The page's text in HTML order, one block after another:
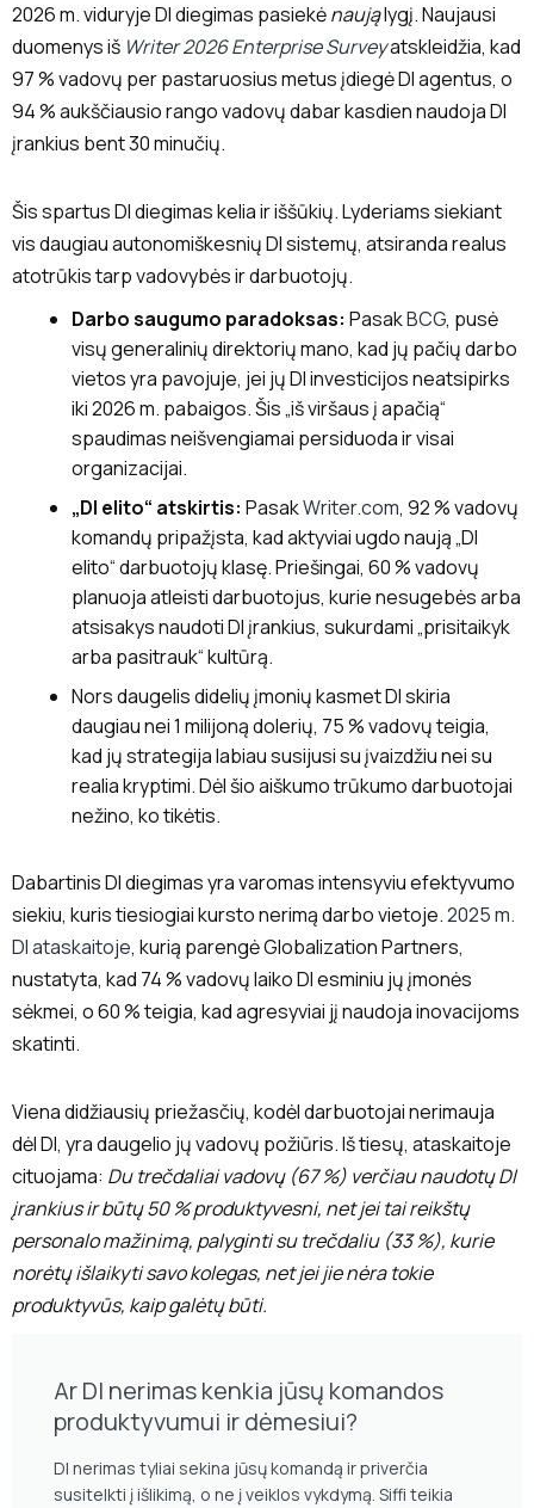
2026 m. viduryje DI diegimas pasiekėnaująlygį. Naujausi
duomenys iš Writer 2026 Enterprise Surveyatskleidžia, kad
97 % vadovų per pastaruosius metus įdiegė DI agentus, o
94 % aukščiausio rango vadovų dabar kasdien naudoja DI
įrankius bent 30 minučių.
Šis spartus DI diegimas kelia ir iššūkių. Lyderiams siekiant
vis daugiau autonomiškesnių DI sistemų, atsiranda realus
atotrūkis tarp vadovybės ir darbuotojų.
Darbo saugumo paradoksas: PasakBCG, pusė
visų generalinių direktorių mano, kad jų pačių darbo
vietos yra pavojuje, jei jų DI investicijos neatsipirks
iki 2026 m. pabaigos. Šis „iš viršaus į apačią“
spaudimas neišvengiamai persiduoda ir visai
organizacijai.
„DI elito“ atskirtis: PasakWriter.com, 92 % vadovų
komandų pripažįsta, kad aktyviai ugdo naują „DI
elito“ darbuotojų klasę. Priešingai, 60 % vadovų
planuoja atleisti darbuotojus, kurie nesugebės arba
atsisakys naudoti DI įrankius, sukurdami „prisitaikyk
arba pasitrauk“ kultūrą.
Nors daugelis didelių įmonių kasmet DI skiria
daugiau nei 1 milijoną dolerių, 75 % vadovų teigia,
kad jų strategija labiau susijusi su įvaizdžiu nei su
realia kryptimi. Dėl šio aiškumo trūkumo darbuotojai
nežino, ko tikėtis.
Dabartinis DI diegimas yra varomas intensyviu efektyvumo
siekiu, kuris tiesiogiai kursto nerimą darbo vietoje.2025 m.
DI ataskaitoje, kurią parengė Globalization Partners,
nustatyta, kad 74 % vadovų laiko DI esminiu jų įmonės
sėkmei, o 60 % teigia, kad agresyviai jį naudoja inovacijoms
skatinti.
Viena didžiausių priežasčių, kodėl darbuotojai nerimauja
dėl DI, yra daugelio jų vadovų požiūris. Iš tiesų, ataskaitoje
cituojama: Du trečdaliai vadovų (67 %) verčiau naudotų DI
įrankius ir būtų 50 % produktyvesni, net jei tai reikštų
personalo mažinimą, palyginti su trečdaliu (33 %), kurie
norėtų išlaikyti savo kolegas, net jei jie nėra tokie
produktyvūs, kaip galėtų būti.
Ar DI nerimas kenkia jūsų komandos
produktyvumui ir dėmesiui?
DI nerimas tyliai sekina jūsų komandą ir priverčia
susitelkti į išlikimą, o ne į veiklos vykdymą. Siffi teikia